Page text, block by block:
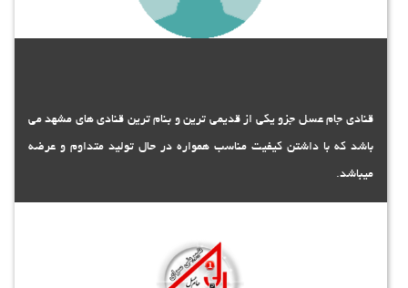
قنادی جام عسل جزو یکی از قدیمی ترین و بنام ترین قنادی های مشهد می
باشد که با داشتن کیفیت مناسب همواره در حال تولید متداوم و عرضه
میباشد.